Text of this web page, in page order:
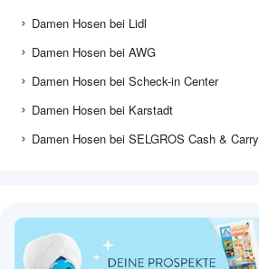
Damen Hosen bei Lidl
Damen Hosen bei AWG
Damen Hosen bei Scheck-in Center
Damen Hosen bei Karstadt
Damen Hosen bei SELGROS Cash & Carry